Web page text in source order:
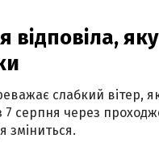
слабкий
7 серпня через
зміниться.